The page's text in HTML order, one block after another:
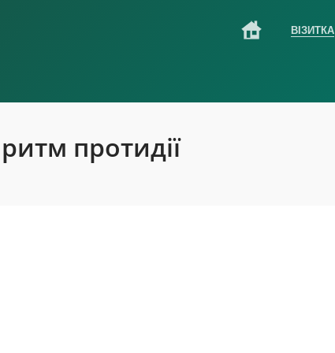
ВІЗИТКА
протидії